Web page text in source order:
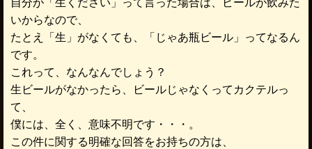
いからなので、
たとえ「生」がなくても、「じゃあ瓶ビール」ってなるん
です。
これって、なんなんでしょう？
生ビールがなかったら、ビールじゃなくってカクテルっ
て、
僕には、全く、意味不明です・・・。
この件に関する明確な回答をお持ちの方は、